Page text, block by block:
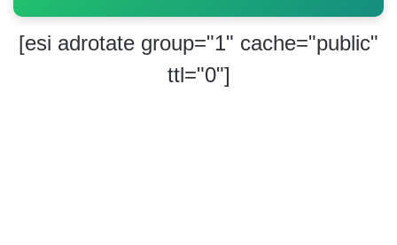
[esi adrotate group="1" cache="public"
ttl="0"]